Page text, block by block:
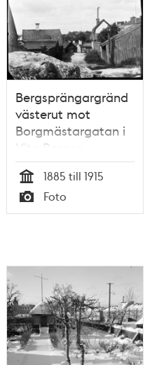
Bergsprängargränd
västerut mot
Borgmästargatan i
Vita Bergen.
Bergsprängargränd
nummer 20 och 18
på vänster sida.
Nuv. läge är nordost
Tid
1885 till 1915
Typ
Foto